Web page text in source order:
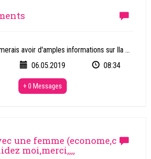
avoir d'amples informations sur lla ...
06.05.2019 08:34
+ 0 Messages
une femme (econome,c
moi,merci,,,,